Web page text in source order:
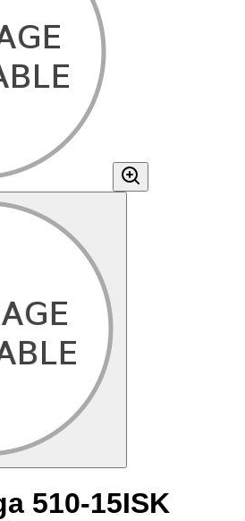
510-15ISK